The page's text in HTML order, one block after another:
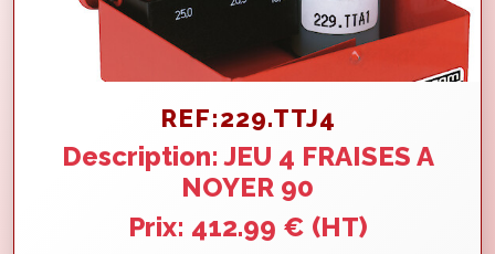
REF:229.TTJ4
Description: JEU 4 FRAISES A
NOYER 90
Prix: 412.99 € (HT)